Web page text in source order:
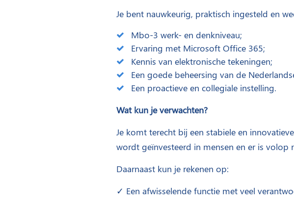
Je bent nauwkeurig, praktisch ingesteld en
Mbo-3 werk- en denkniveau;
Ervaring met Microsoft Office 365;
Kennis van elektronische tekeningen;
Een goede beheersing van de
Een proactieve en collegiale instelling.
Wat kun je verwachten?
Je komt terecht bij een stabiele en
wordt geïnvesteerd in mensen en er is volop
Daarnaast kun je rekenen op:
✓ Een afwisselende functie met veel